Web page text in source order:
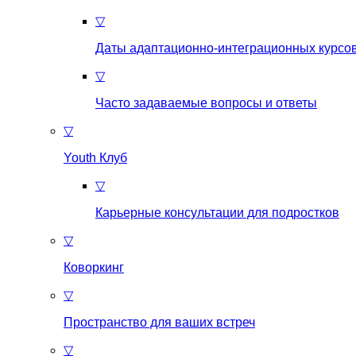
▽
Даты адаптационно-интеграционных
▽
Часто задаваемые вопросы и ответы
▽
Youth Клуб
▽
Карьерные консультации для подростков
▽
Коворкинг
▽
Пространство для ваших встреч
▽